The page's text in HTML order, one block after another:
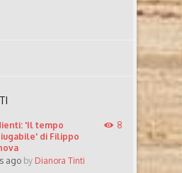
'Il tempo
di Filippo
ago by Dianora Tinti
8